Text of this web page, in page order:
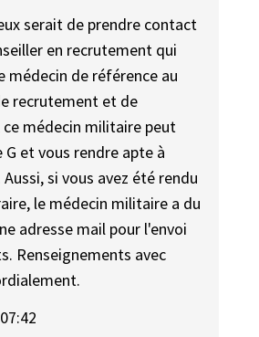
serait de prendre contact
en recrutement qui
médecin de référence au
recrutement et de
médecin militaire peut
et vous rendre apte à
si vous avez été rendu
le médecin militaire a du
adresse mail pour l'envoi
Renseignements avec